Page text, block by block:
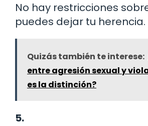
No hay restricciones
puedes dejar tu herencia.
Quizás también te interese:
entre agresión sexual y
es la distinción?
5.